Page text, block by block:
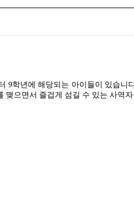
9학년에 해당되는 아이들이 있습니
으면서 즐겁게 섬길 수 있는 사역